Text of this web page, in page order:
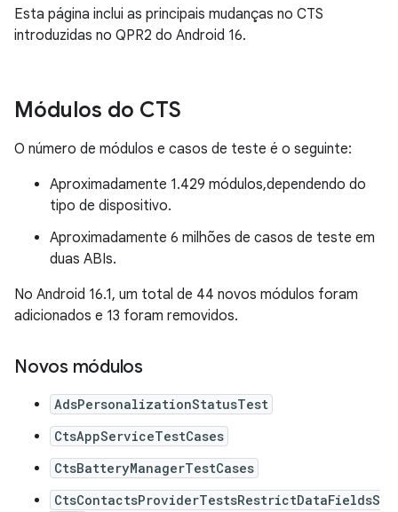
Esta página inclui as principais mudanças no CTS
introduzidas no QPR2 do Android 16.
Módulos do CTS
O número de módulos e casos de teste é o seguinte:
Aproximadamente 1.429 módulos,dependendo do
tipo de dispositivo.
Aproximadamente 6 milhões de casos de teste em
duas ABIs.
No Android 16.1, um total de 44 novos módulos foram
adicionados e 13 foram removidos.
Novos módulos
AdsPersonalizationStatusTest
CtsAppServiceTestCases
CtsBatteryManagerTestCases
CtsContactsProviderTestsRestrictDataFieldsS